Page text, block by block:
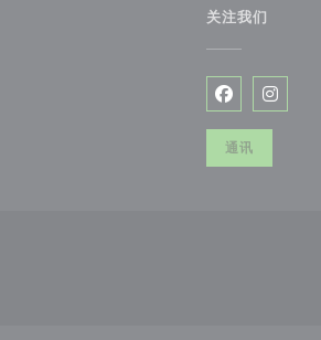
关注我们
Facebook ((
通讯
口中打开))